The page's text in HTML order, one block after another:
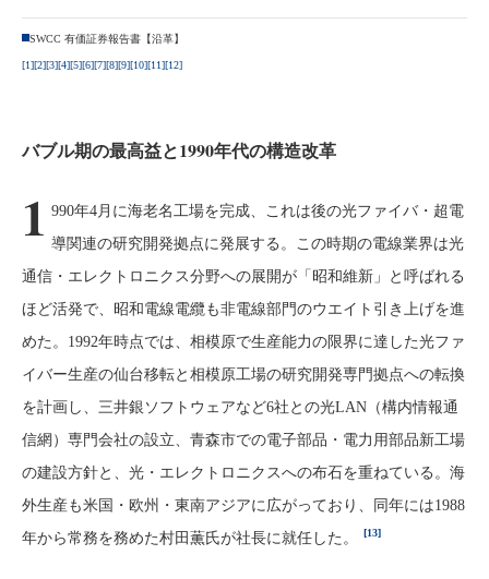
SWCC 有価証券報告書【沿革】
[1][2][3][4][5][6][7][8][9][10][11][12]
バブル期の最高益と1990年代の構造改革
1 990年4月に海老名工場を完成、これは後の光ファイバ・超電
導関連の研究開発拠点に発展する。この時期の電線業界は光
通信・エレクトロニクス分野への展開が「昭和維新」と呼ばれる
ほど活発で、昭和電線電纜も非電線部門のウエイト引き上げを進
めた。1992年時点では、相模原で生産能力の限界に達した光ファ
イバー生産の仙台移転と相模原工場の研究開発専門拠点への転換
を計画し、三井銀ソフトウェアなど6社との光LAN（構内情報通
信網）専門会社の設立、青森市での電子部品・電力用部品新工場
の建設方針と、光・エレクトロニクスへの布石を重ねている。海
外生産も米国・欧州・東南アジアに広がっており、同年には1988
年から常務を務めた村田薫氏が社長に就任した。
[13]